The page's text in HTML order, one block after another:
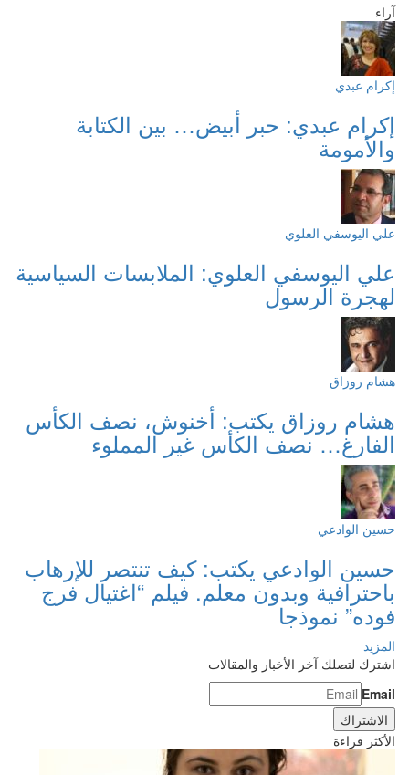
آراء
إكرام عبدي
إكرام عبدي: حبر أبيض… بين الكتابة
والأمومة
علي اليوسفي العلوي
علي اليوسفي العلوي: الملابسات السياسية
لهجرة الرسول
هشام روزاق
هشام روزاق يكتب: أخنوش، نصف الكأس
الفارغ… نصف الكأس غير المملوء
حسين الوادعي
حسين الوادعي يكتب: كيف تنتصر للإرهاب
باحترافية وبدون معلم. فيلم “اغتيال فرج
فوده” نموذجا
المزيد
اشترك لتصلك آخر الأخبار والمقالات
Email
الأكثر قراءة